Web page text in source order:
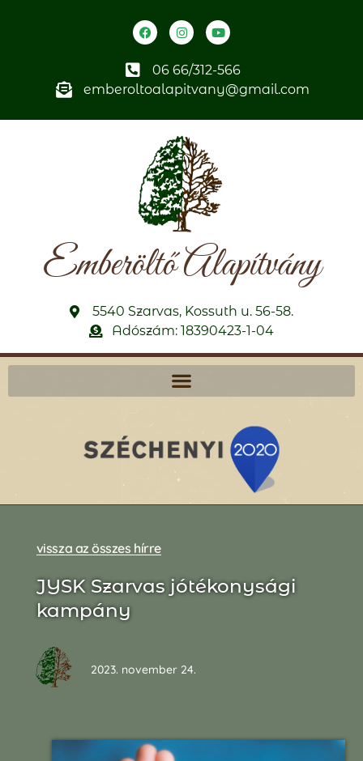
06 66/312-566
emberoltoalapitvany@gmail.com
Emberöltő Alapítvány
5540 Szarvas, Kossuth u. 56-58.
Adószám: 18390423-1-04
vissza az összes hírre
JYSK Szarvas jótékonysági
kampány
2023. november 24.